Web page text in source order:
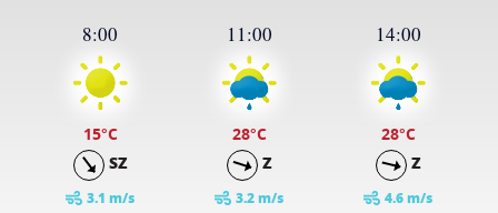
8:00
15°C
SZ
3.1 m/s
11:00
28°C
Z
3.2 m/s
14:00
28°C
Z
4.6 m/s